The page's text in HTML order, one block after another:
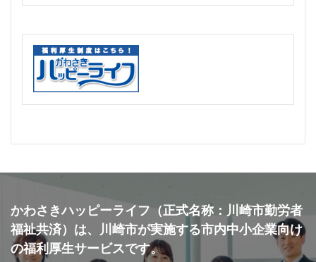
かわさきハッピーライフ（正式名称：川崎市勤労者
福祉共済）は、川崎市が実施する市内中小企業向け
の福利厚生サービスです。